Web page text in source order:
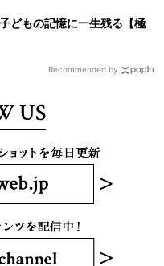
どもの記憶に一生残る【極
Recommended by
US